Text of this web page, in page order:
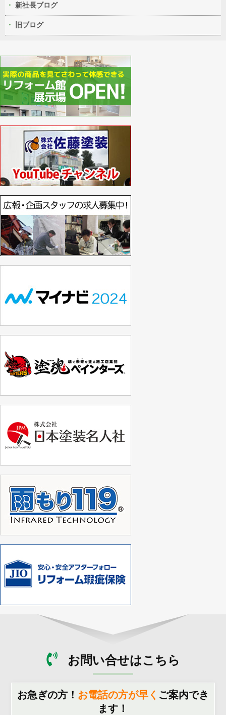
新社長ブログ
旧ブログ
お問い合せはこちら
お急ぎの方！ お電話の方が早く ご案内でき
ます！